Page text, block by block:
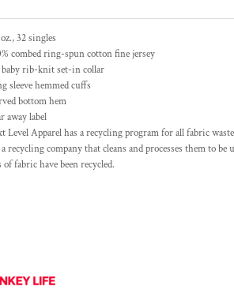
32 singles
combed ring-spun cotton fine jersey
baby rib-knit set-in collar
sleeve hemmed cuffs
bottom hem
away label
Level Apparel has a recycling program for all fabric
recycling company that cleans and processes them to
of fabric have been recycled.